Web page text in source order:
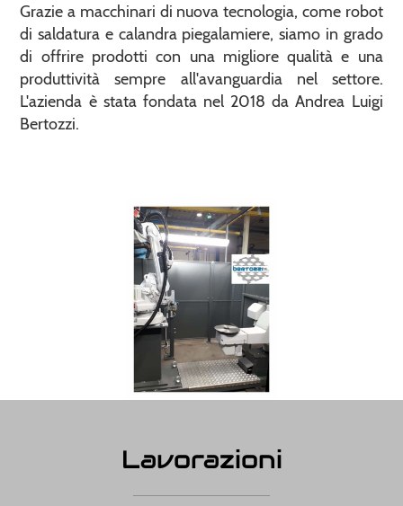
Grazie a macchinari di nuova tecnologia, come robot
di saldatura e calandra piegalamiere, siamo in grado
di offrire prodotti con una migliore qualità e una
produttività sempre all'avanguardia nel settore.
L'azienda è stata fondata nel 2018 da Andrea Luigi
Bertozzi.
Lavorazioni